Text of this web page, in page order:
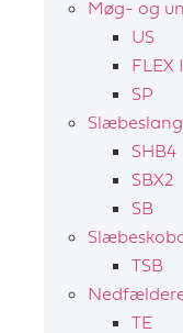
Møg- og
US
FLEX II
SP
SHB4
SBX2
SB
TSB
TE